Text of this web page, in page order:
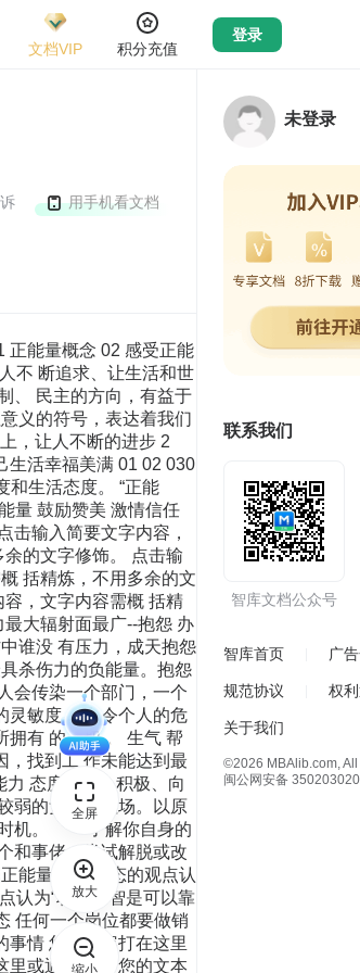
文档VIP
积分充值
登录
用手机看文档
正能量概念 02 感受正能
不 断追求、让生活和世
、 民主的方向，有益于
义的符号，表达着我们
，让人不断的进步 2
生活幸福美满 01 02 030
和生活态度。 “正能
量 鼓励赞美 激情信任
击输入简要文字内容，
的文字修饰。 点击输
括精炼，不用多余的文
，文字内容需概 括精
大辐射面最广--抱怨 办
谁没 有压力，成天抱怨
杀伤力的负能量。抱怨
会传染一个部门，一个
灵敏度，且 令个人的危
拥有 的一切 。 生气 帮
，找到工 作未能达到最
态度乐观、积极、向
弱的负能量磁场。以原
时机。 了解你自身的
和事佬，尝试解脱或改
能量 固定心态的观点认
认为“聪明才智是可以靠
任何一个岗位都要做销
事情 您的内容打在这里
里或通过复制 您的文本
未登录
联系我们
智库文档公众号
智库首页 广
规范协议 权
关于我们
©2026 MBAlib.com,
闽公网安备
全屏
放大
缩小